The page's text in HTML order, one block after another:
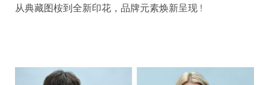
从典藏图桉到全新印花，品牌元素焕新呈现 !